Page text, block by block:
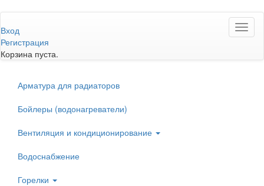
к
основному
содержанию
Вход
Регистрация
Корзина пуста.
Арматура для радиаторов
Бойлеры (водонагреватели)
Вентиляция и кондиционирование
Водоснабжение
Горелки